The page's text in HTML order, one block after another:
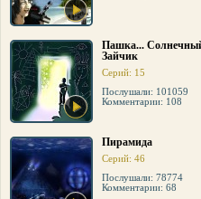
Пашка...
Зайчик
Серий: 15
Послушали: 101059
Комментарии: 108
Пирамида
Серий: 46
Послушали: 78774
Комментарии: 68